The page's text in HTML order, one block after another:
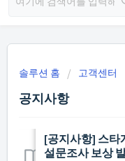
솔루션 홈 고객센터
공지사항
[공지사항] 스타
설문조사 보상